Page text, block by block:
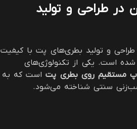
در طراحی و تولید
طراحی و تولید بطری‌های پت با کیفیت
شده است. یکی از تکنولوژی‌های
مستقیم روی بطری پتاست که به
سنتی شناخته می‌شود.